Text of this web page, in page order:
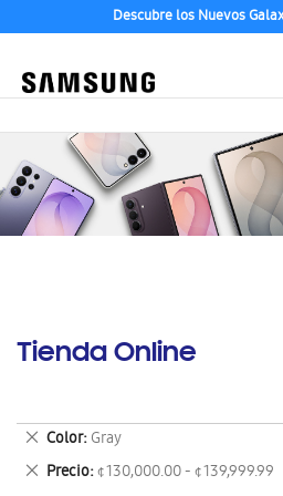
Descubre los Nuevos
Tienda Online
Color Gray
Eliminar
este
artículo
Precio ¢ 130,000.00 - ¢ 139,999.99
Eliminar